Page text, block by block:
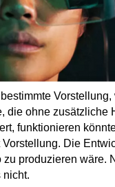
die ohne zusätzliche
funktionieren
Die
produzieren wäre.
nicht.